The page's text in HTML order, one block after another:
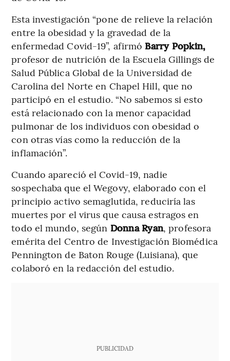
Esta investigación “pone de relieve la relación
entre la obesidad y la gravedad de la
enfermedad Covid-19”, afirmó Barry Popkin,
profesor de nutrición de la Escuela Gillings de
Salud Pública Global de la Universidad de
Carolina del Norte en Chapel Hill, que no
participó en el estudio. “No sabemos si esto
está relacionado con la menor capacidad
pulmonar de los individuos con obesidad o
con otras vías como la reducción de la
inflamación”.
Cuando apareció el Covid-19, nadie
sospechaba que el Wegovy, elaborado con el
principio activo semaglutida, reduciría las
muertes por el virus que causa estragos en
todo el mundo, según Donna Ryan, profesora
emérita del Centro de Investigación Biomédica
Pennington de Baton Rouge (Luisiana), que
colaboró en la redacción del estudio.
PUBLICIDAD